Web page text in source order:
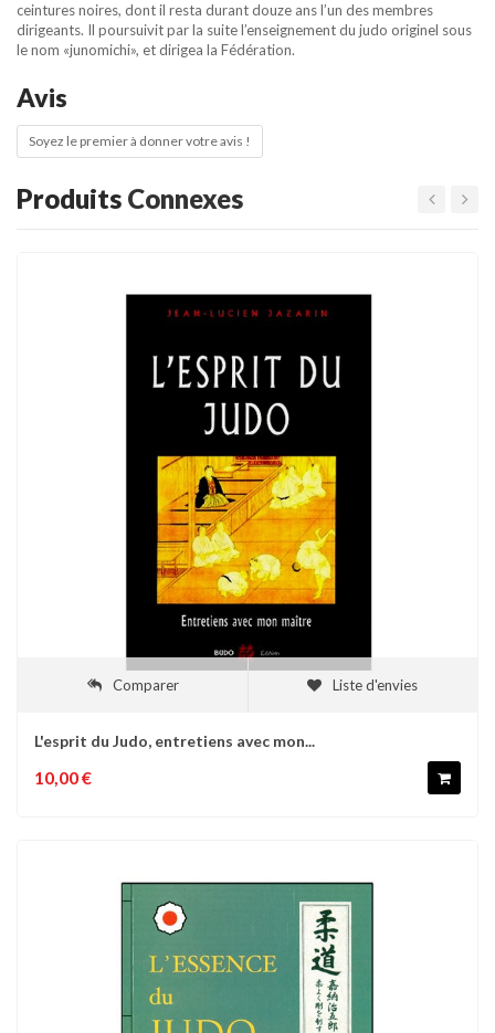
ceintures noires, dont il resta durant douze ans l’un des membres
dirigeants. Il poursuivit par la suite l’enseignement du judo originel sous
le nom «junomichi», et dirigea la Fédération.
Avis
Soyez le premier à donner votre avis !
Produits Connexes
Comparer Liste d'envies
L'esprit du Judo, entretiens avec mon...
10,00 €